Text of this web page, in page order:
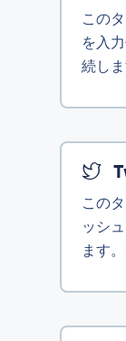
この
を入
続しま
この
ッシ
ます。